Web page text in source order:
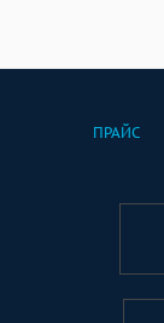
ПРАЙС